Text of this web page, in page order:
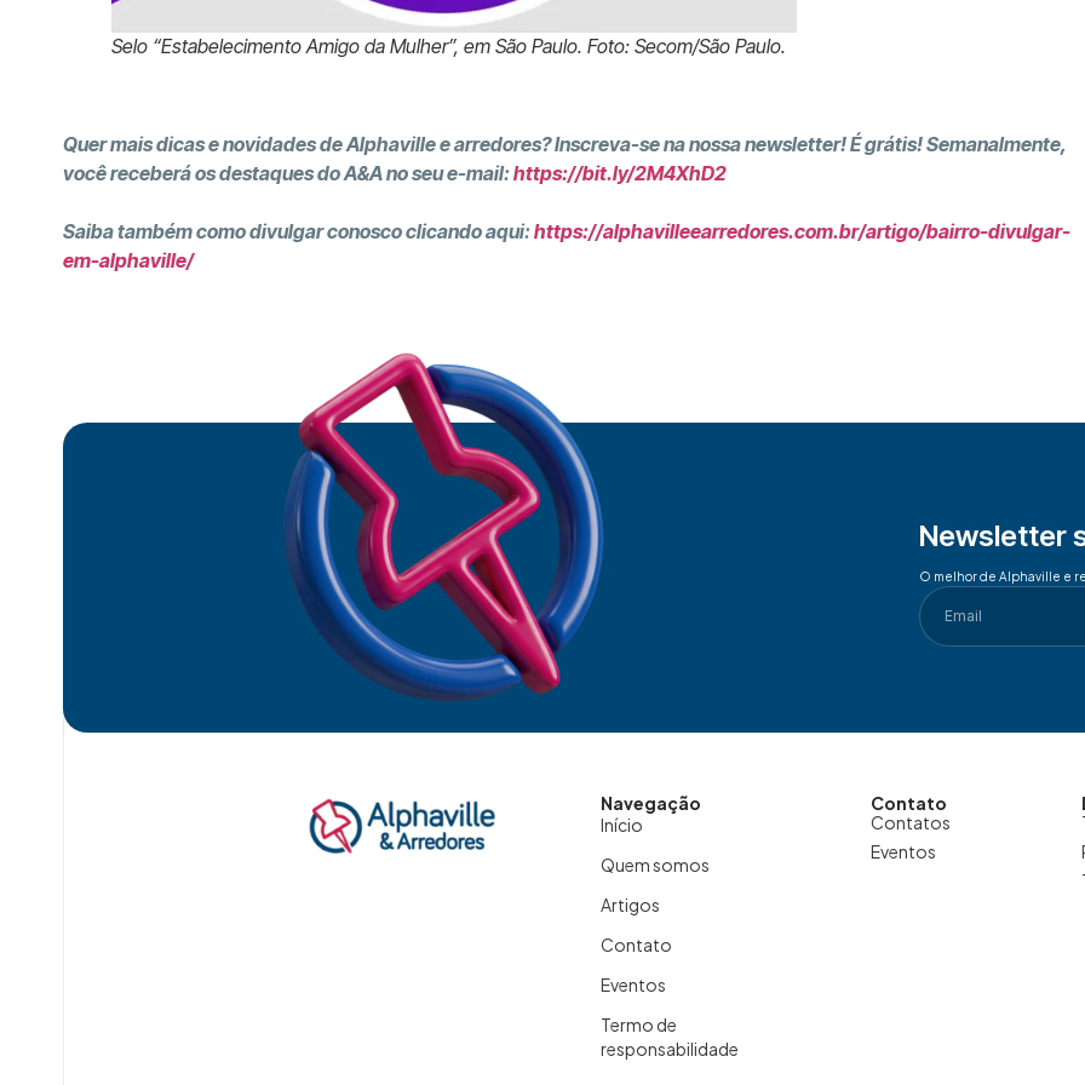
Selo “Estabelecimento Amigo da Mulher”, em São Paulo. Foto: Secom/São Paulo.
Quer mais dicas e novidades de Alphaville e arredores? Inscreva-se na nossa newsletter! É grátis! Semanalmente,
você receberá os destaques do A&A no seu e-mail:https://bit.ly/2M4XhD2
Saiba também como divulgar conosco clicando aqui:https://alphavilleearredores.com.br/artigo/bairro-divulgar-
em-alphaville/
Newsletter
O melhor de Alphaville e
Navegação
Início
Quem somos
Artigos
Contato
Eventos
Termo de
responsabilidade
Contato
Contatos
Eventos